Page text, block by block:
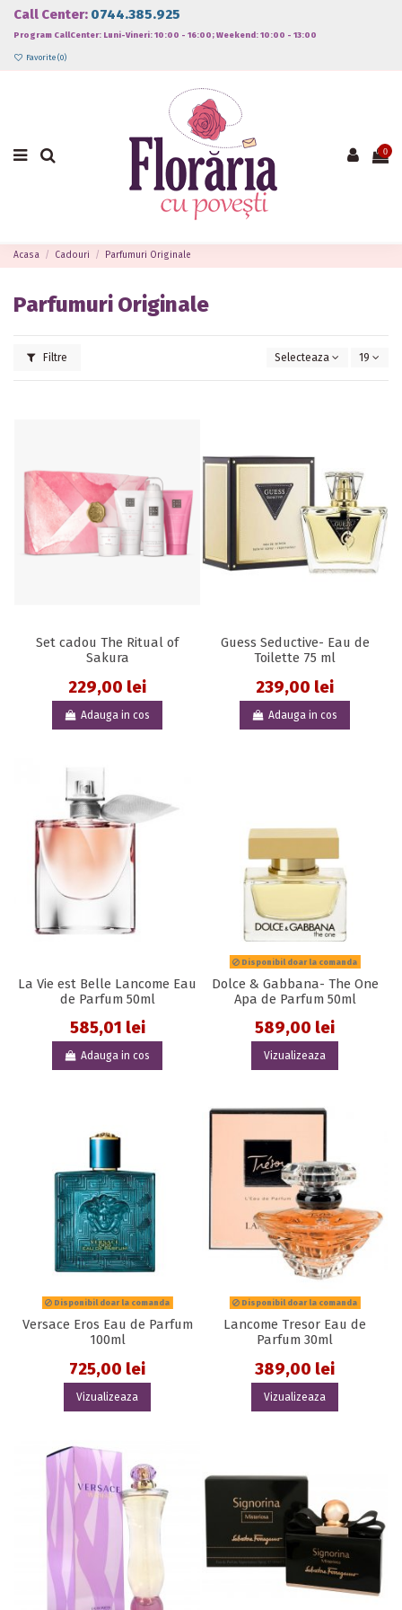
Call Center: 0744.385.925
Program CallCenter: Luni-Vineri: 10:00 - 16:00; Weekend: 10:00 - 13:00
Favorite (0)
0
Acasa Cadouri Parfumuri Originale
Parfumuri Originale
Filtre Selecteaza 19
Set cadou The Ritual of
Sakura
229,00 lei
Adauga in cos
Guess Seductive- Eau de
Toilette 75 ml
239,00 lei
Adauga in cos
La Vie est Belle Lancome Eau
de Parfum 50ml
585,01 lei
Adauga in cos
Disponibil doar la comanda
Dolce & Gabbana- The One
Apa de Parfum 50ml
589,00 lei
Vizualizeaza
Disponibil doar la comanda
Versace Eros Eau de Parfum
100ml
725,00 lei
Vizualizeaza
Disponibil doar la comanda
Lancome Tresor Eau de
Parfum 30ml
389,00 lei
Vizualizeaza